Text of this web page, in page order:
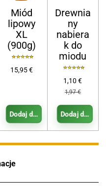
Miód
lipowy
XL
(900g)
15,95 €
Dodaj do koszyka
Drewnia
ny
nabiera
k do
miodu
1,10 €
1,97 €
Dodaj do